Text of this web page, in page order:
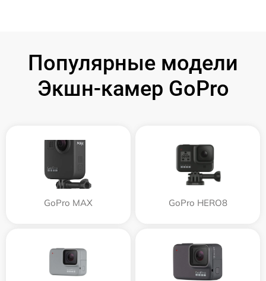
Популярные модели
Экшн-камер GoPro
GoPro MAX GoPro HERO8